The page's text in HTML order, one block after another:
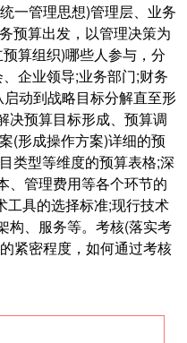
一管理思想)管理层、业务
预算出发，以管理决策为
算组织)哪些人参与，分
企业领导;业务部门;财务
动到战略目标分解直至形
决预算目标形成、预算调
(形成操作方案)详细的预
类型等维度的预算表格;深
、管理费用等各个环节的
工具的选择标准;现行技术
构、服务等。考核(落实考
紧密程度，如何通过考核